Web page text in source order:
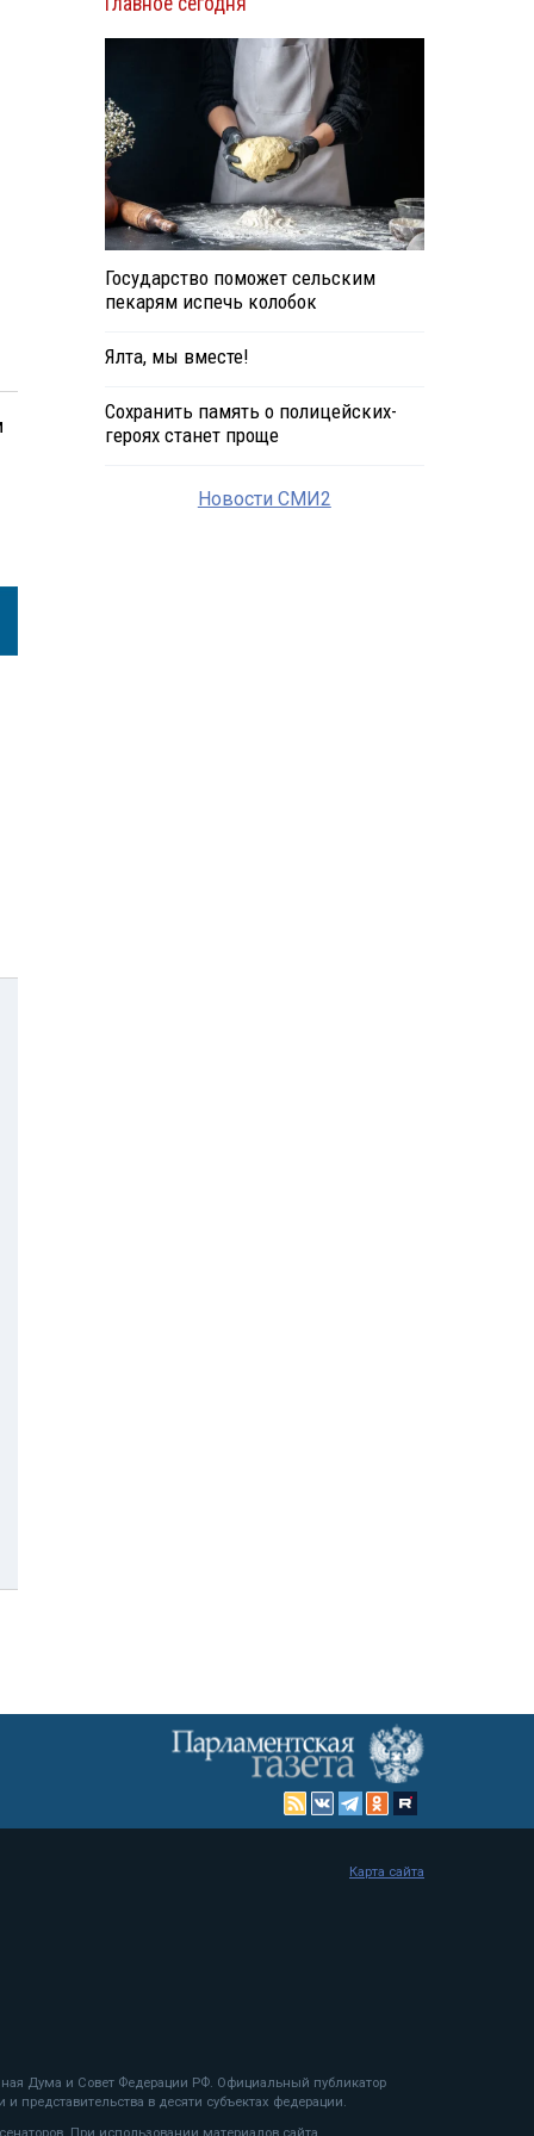
Государство поможет сельским
пекарям испечь колобок
Ялта, мы вместе!
Сохранить память о полицейских-
героях станет проще
Новости СМИ2
Дума и Совет Федерации РФ. Официальный публикатор
представительства в десяти субъектах федерации.
Карта сайта